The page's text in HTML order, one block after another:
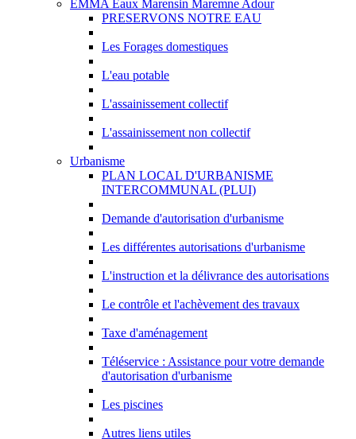
EMMA Eaux Marensin Maremne Adour
PRESERVONS NOTRE EAU
Les Forages domestiques
L'eau potable
L'assainissement collectif
L'assainissement non collectif
Urbanisme
PLAN LOCAL D'URBANISME
INTERCOMMUNAL (PLUI)
Demande d'autorisation d'urbanisme
Les différentes autorisations d'urbanisme
L'instruction et la délivrance des autorisations
Le contrôle et l'achèvement des travaux
Taxe d'aménagement
Téléservice : Assistance pour votre demande
d'autorisation d'urbanisme
Les piscines
Autres liens utiles